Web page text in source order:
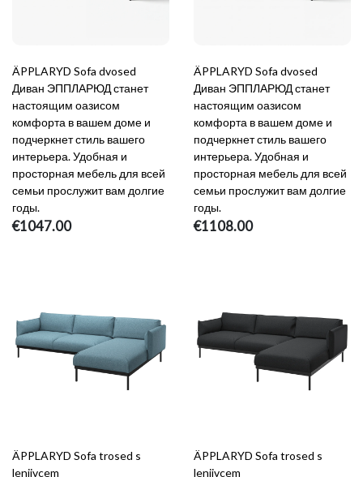
ÄPPLARYD Sofa dvosed
Диван ЭППЛАРЮД станет
настоящим оазисом
комфорта в вашем доме и
подчеркнет стиль вашего
интерьера. Удобная и
просторная мебель для всей
семьи прослужит вам долгие
годы.
€1047.00
ÄPPLARYD Sofa dvosed
Диван ЭППЛАРЮД станет
настоящим оазисом
комфорта в вашем доме и
подчеркнет стиль вашего
интерьера. Удобная и
просторная мебель для всей
семьи прослужит вам долгие
годы.
€1108.00
ÄPPLARYD Sofa trosed s
lenjivcem
ÄPPLARYD Sofa trosed s
lenjivcem